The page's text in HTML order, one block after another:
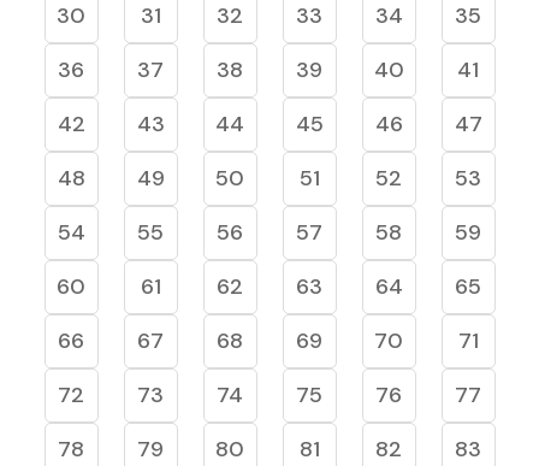
30
31 32 33 34
35
36
37 38 39 40
41
42
43 44 45 46
47
48
49 50 51 52
53
54
55 56 57 58
59
60
61 62 63 64
65
66
67 68 69 70
71
72
73 74 75 76
77
78
79 80 81 82
83